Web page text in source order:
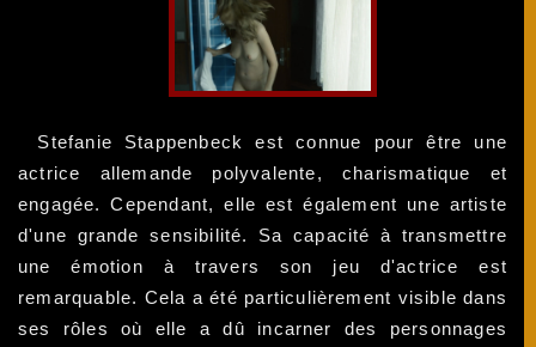
Stefanie Stappenbeck est connue pour être une
actrice allemande polyvalente, charismatique et
engagée. Cependant, elle est également une artiste
d'une grande sensibilité. Sa capacité à transmettre
une émotion à travers son jeu d'actrice est
remarquable. Cela a été particulièrement visible dans
ses rôles où elle a dû incarner des personnages